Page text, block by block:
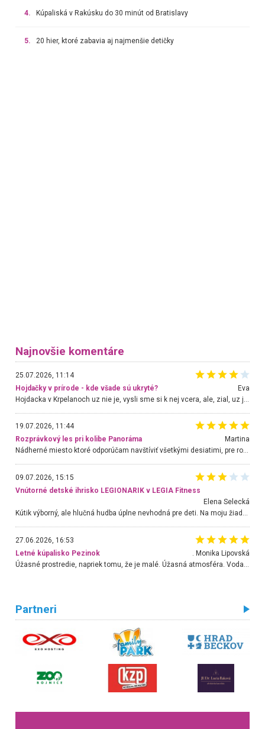
4. Kúpaliská v Rakúsku do 30 minút od Bratislavy
5. 20 hier, ktoré zabavia aj najmenšie detičky
Najnovšie komentáre
25.07.2026, 11:14
Hojdačky v prírode - kde všade sú ukryté?
Eva
19.07.2026, 11:44
Rozprávkový les pri kolibe Panoráma
Martina
Nádherné miesto ktoré odporúčam navštíviť všetkými desiatimi, pre rodiny s deťmi, dôchodcom... Proste a jednoducho ozaj rozprávkový les.. určite ešte prídeme. Odniesli sme si na pamiatku krásne tričká,
09.07.2026, 15:15
Vnútorné detské ihrisko LEGIONARIK v LEGIA Fitness
Elena Selecká
Kútik výborný, ale hlučná hudba úplne nevhodná pre deti. Na moju žiadosť o aspoň sušenie nereagovali.
27.06.2026, 16:53
Letné kúpalisko Pezinok
. Monika Lipovská
Partneri